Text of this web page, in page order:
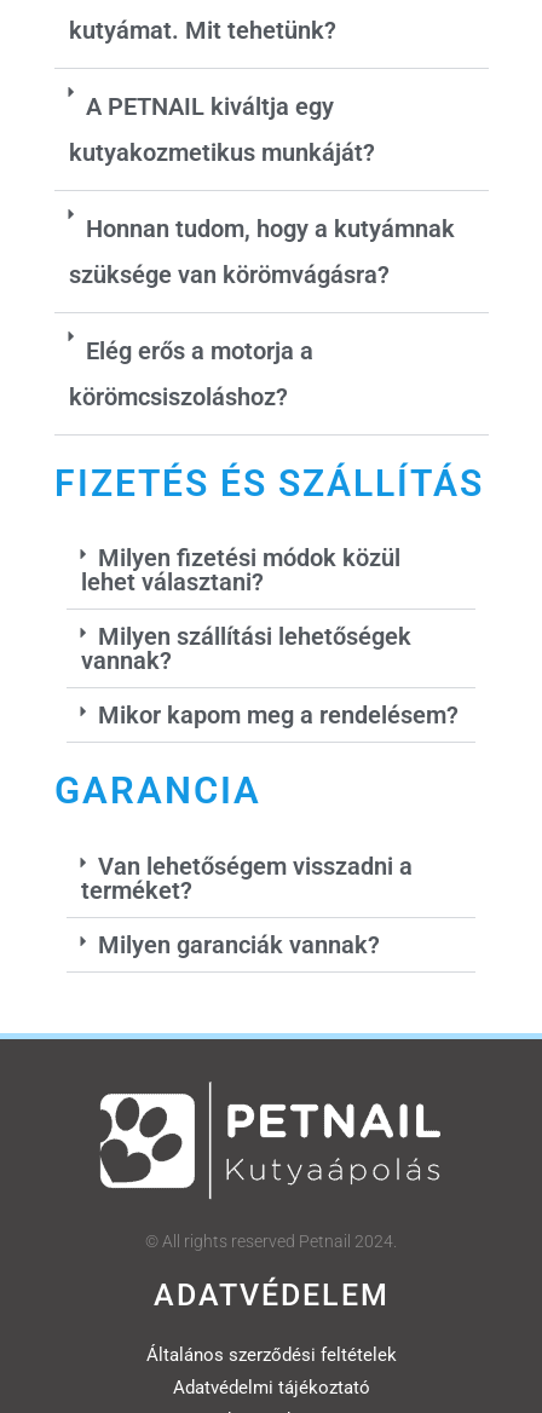
kutyámat. Mit tehetünk?
A PETNAIL kiváltja egy
kutyakozmetikus munkáját?
Honnan tudom, hogy a kutyámnak
szüksége van körömvágásra?
Elég erős a motorja a
körömcsiszoláshoz?
FIZETÉS ÉS SZÁLLÍTÁS
Milyen fizetési módok közül
lehet választani?
Milyen szállítási lehetőségek
vannak?
Mikor kapom meg a rendelésem?
GARANCIA
Van lehetőségem visszadni a
terméket?
Milyen garanciák vannak?
© All rights reserved Petnail 2024.
ADATVÉDELEM
Általános szerződési feltételek
Adatvédelmi tájékoztató